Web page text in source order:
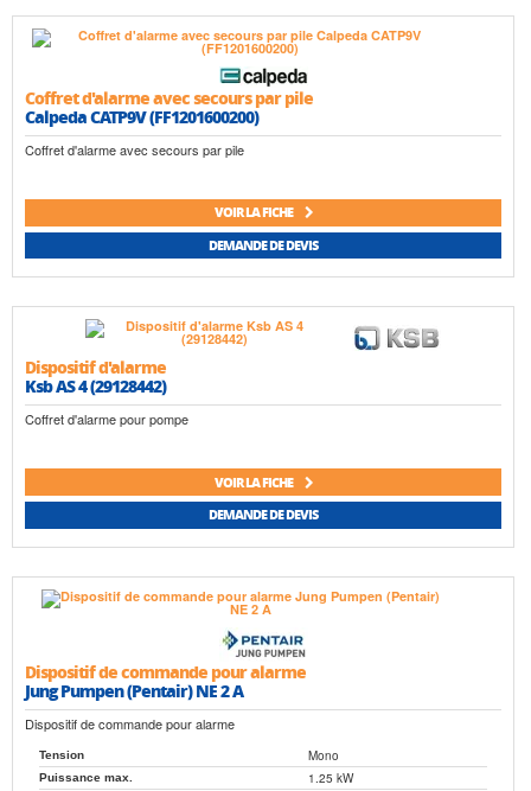
Coffret d'alarme avec secours par pile
Calpeda CATP9V (FF1201600200)
Coffret d'alarme avec secours par pile
VOIR LA FICHE
DEMANDE DE DEVIS
Dispositif d'alarme
Ksb AS 4 (29128442)
Coffret d'alarme pour pompe
VOIR LA FICHE
DEMANDE DE DEVIS
Dispositif de commande pour alarme
Jung Pumpen (Pentair) NE 2 A
Dispositif de commande pour alarme
Tension Mono
Puissance max. 1.25 kW